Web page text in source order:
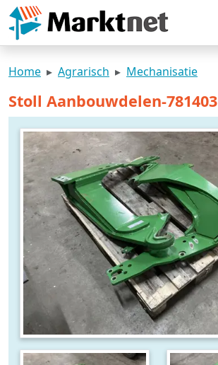
Home Agrarisch Mechanisatie
Stoll Aanbouwdelen-781403